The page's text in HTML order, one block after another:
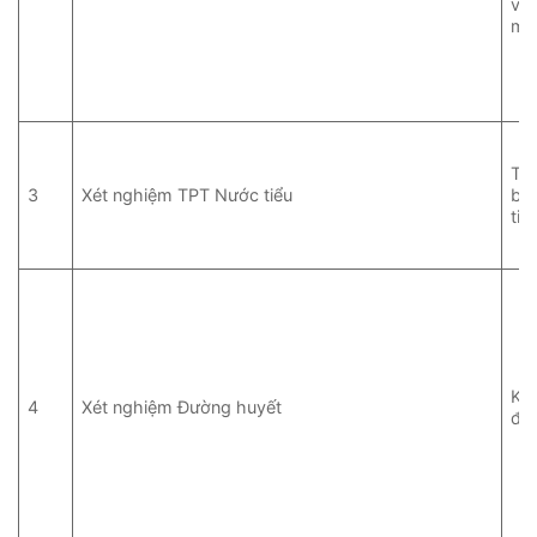
về
3 Xét nghiệm TPT Nước tiểu
4 Xét nghiệm Đường huyết